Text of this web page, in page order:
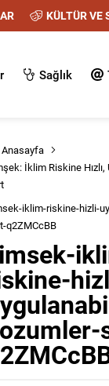
KÜLTÜR VE
Sağlık
Anasayfa
İklim Riskine
iklim-riskine-hizli-
q2ZMCcBB